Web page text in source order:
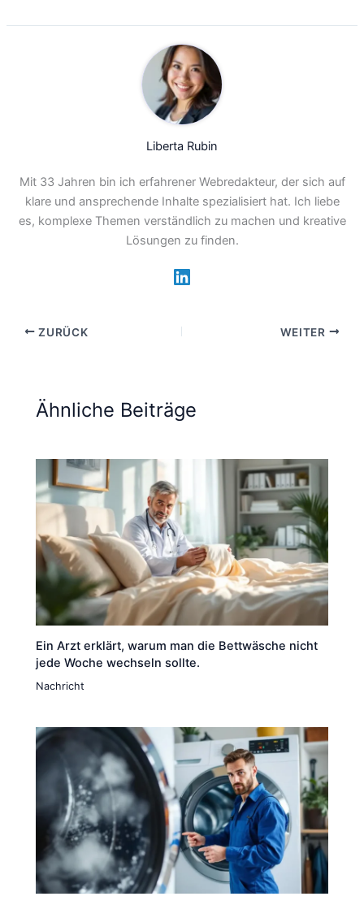
Liberta Rubin
Mit 33 Jahren bin ich erfahrener Webredakteur, der sich auf
klare und ansprechende Inhalte spezialisiert hat. Ich liebe
es, komplexe Themen verständlich zu machen und kreative
Lösungen zu finden.
ZURÜCK WEITER
Ähnliche Beiträge
Ein Arzt erklärt, warum man die Bettwäsche nicht
jede Woche wechseln sollte.
Nachricht